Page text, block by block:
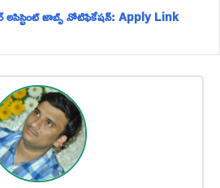
జాబ్స్ నోటిఫికేషన్: Apply Link